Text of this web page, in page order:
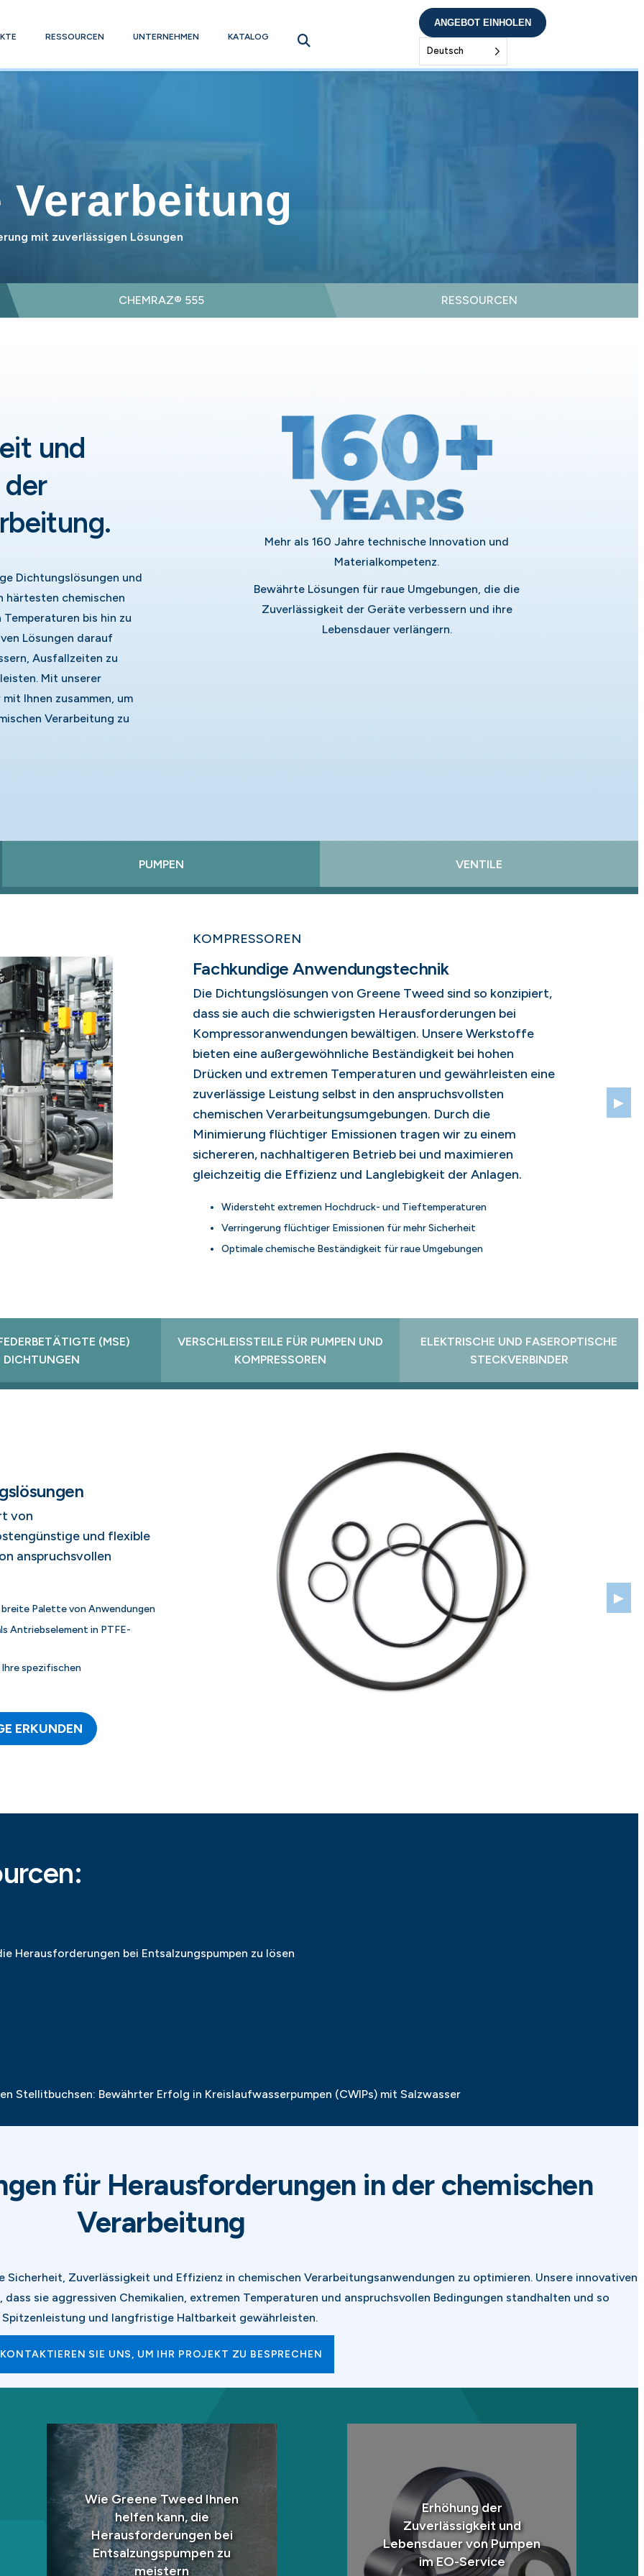
RESSOURCEN UNTERNEHMEN KATALOG
ANGEBOT EINHOLEN
Deutsch
Verarbeitung
mit zuverlässigen Lösungen
CHEMRAZ® 555 RESSOURCEN
und
Dichtungslösungen und
chemischen
bis hin zu
Lösungen darauf
Ausfallzeiten zu
Mit unserer
Ihnen zusammen, um
Verarbeitung zu
Mehr als 160 Jahre technische Innovation und
Materialkompetenz.
Bewährte Lösungen für raue Umgebungen, die die
Zuverlässigkeit der Geräte verbessern und ihre
Lebensdauer verlängern.
PUMPEN VENTILE
KOMPRESSOREN
Fachkundige Anwendungstechnik
Die Dichtungslösungen von Greene Tweed sind so konzipiert,
dass sie auch die schwierigsten Herausforderungen bei
Kompressoranwendungen bewältigen. Unsere Werkstoffe
bieten eine außergewöhnliche Beständigkeit bei hohen
Drücken und extremen Temperaturen und gewährleisten eine
zuverlässige Leistung selbst in den anspruchsvollsten
chemischen Verarbeitungsumgebungen. Durch die
Minimierung flüchtiger Emissionen tragen wir zu einem
sichereren, nachhaltigeren Betrieb bei und maximieren
gleichzeitig die Effizienz und Langlebigkeit der Anlagen.
Widersteht extremen Hochdruck- und Tieftemperaturen
Verringerung flüchtiger Emissionen für mehr Sicherheit
Optimale chemische Beständigkeit für raue Umgebungen
▶
(MSE)
DICHTUNGEN
VERSCHLEISSTEILE FÜR PUMPEN UND
KOMPRESSOREN
ELEKTRISCHE UND FASEROPTISCHE
STECKVERBINDER
von
und flexible
anspruchsvollen
Palette von Anwendungen
Antriebselement in PTFE-
spezifischen
ERKUNDEN
▶
Herausforderungen bei Entsalzungspumpen zu lösen
Stellitbuchsen: Bewährter Erfolg in Kreislaufwasserpumpen (CWIPs) mit Salzwasser
für Herausforderungen in der chemischen
Verarbeitung
Zuverlässigkeit und Effizienz in chemischen Verarbeitungsanwendungen zu optimieren. Unsere innovativen
sie aggressiven Chemikalien, extremen Temperaturen und anspruchsvollen Bedingungen standhalten und so
Spitzenleistung und langfristige Haltbarkeit gewährleisten.
KONTAKTIEREN SIE UNS, UM IHR PROJEKT ZU BESPRECHEN
Wie Greene Tweed Ihnen
helfen kann, die
Herausforderungen bei
Entsalzungspumpen zu
meistern
Erhöhung der
Zuverlässigkeit und
Lebensdauer von Pumpen
im EO-Service